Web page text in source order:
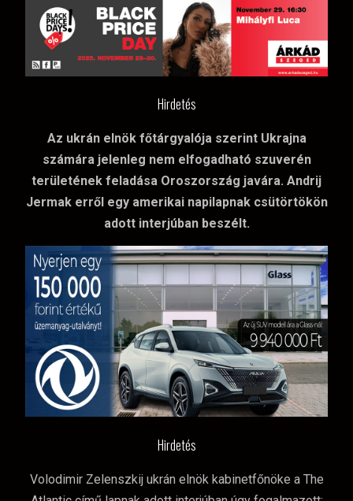
Hirdetés
Az ukrán elnök főtárgyalója szerint Ukrajna
számára jelenleg nem elfogadható szuverén
területének feladása Oroszország javára. Andrij
Jermak erről egy amerikai napilapnak csütörtökön
adott interjúban beszélt.
Hirdetés
Volodimir Zelenszkij ukrán elnök kabinetfőnöke a The